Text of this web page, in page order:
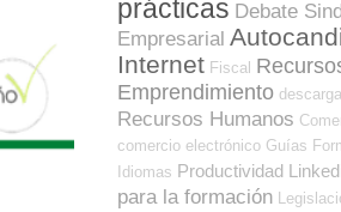
prácticas Debate
Empresarial
Internet Fiscal
Emprendimiento
Recursos Humanos
comercio electrónico Guías
Idiomas Productividad
para la formación